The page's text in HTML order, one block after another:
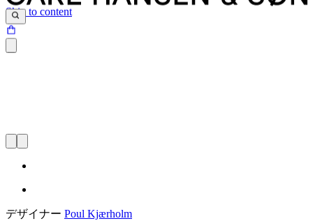
Skip to content
デザイナー Poul Kjærholm